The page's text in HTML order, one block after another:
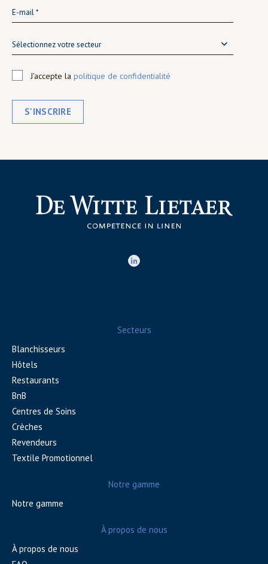
Sélectionnez votre secteur
J'accepte la politique de confidentialité
S'INSCRIRE
Secteurs
Blanchisseurs
Hôtels
Restaurants
BnB
Centres de Soins
Crèches
Revendeurs
Textile Promotionnel
Notre gamme
Notre gamme
À propos de nous
À propos de nous